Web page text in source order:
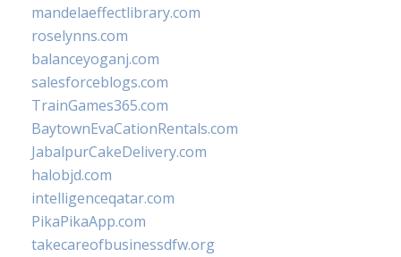
mandelaeffectlibrary.com
roselynns.com
balanceyoganj.com
salesforceblogs.com
TrainGames365.com
BaytownEvaCationRentals.com
JabalpurCakeDelivery.com
halobjd.com
intelligenceqatar.com
PikaPikaApp.com
takecareofbusinessdfw.org